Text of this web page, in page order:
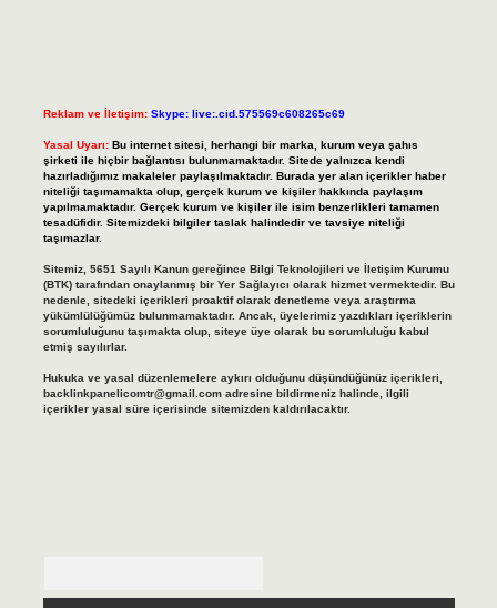
Reklam ve İletişim: Skype: live:.cid.575569c608265c69
Yasal Uyarı: Bu internet sitesi, herhangi bir marka, kurum veya şahıs
şirketi ile hiçbir bağlantısı bulunmamaktadır. Sitede yalnızca kendi
hazırladığımız makaleler paylaşılmaktadır. Burada yer alan içerikler haber
niteliği taşımamakta olup, gerçek kurum ve kişiler hakkında paylaşım
yapılmamaktadır. Gerçek kurum ve kişiler ile isim benzerlikleri tamamen
tesadüfidir. Sitemizdeki bilgiler taslak halindedir ve tavsiye niteliği
taşımazlar.
Sitemiz, 5651 Sayılı Kanun gereğince Bilgi Teknolojileri ve İletişim Kurumu
(BTK) tarafından onaylanmış bir Yer Sağlayıcı olarak hizmet vermektedir. Bu
nedenle, sitedeki içerikleri proaktif olarak denetleme veya araştırma
yükümlülüğümüz bulunmamaktadır. Ancak, üyelerimiz yazdıkları içeriklerin
sorumluluğunu taşımakta olup, siteye üye olarak bu sorumluluğu kabul
etmiş sayılırlar.
Hukuka ve yasal düzenlemelere aykırı olduğunu düşündüğünüz içerikleri,
backlinkpanelicomtr@gmail.comadresine bildirmeniz halinde, ilgili
içerikler yasal süre içerisinde sitemizden kaldırılacaktır.